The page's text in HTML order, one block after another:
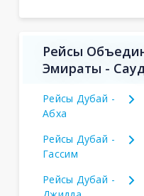
Рейсы
Эмираты -
Рейсы Дубай -
Абха
Рейсы Дубай -
Гассим
Рейсы Дубай -